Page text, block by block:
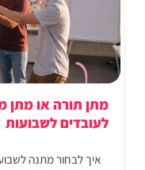
מתן תורה או מתן
לעובדים לשבועות